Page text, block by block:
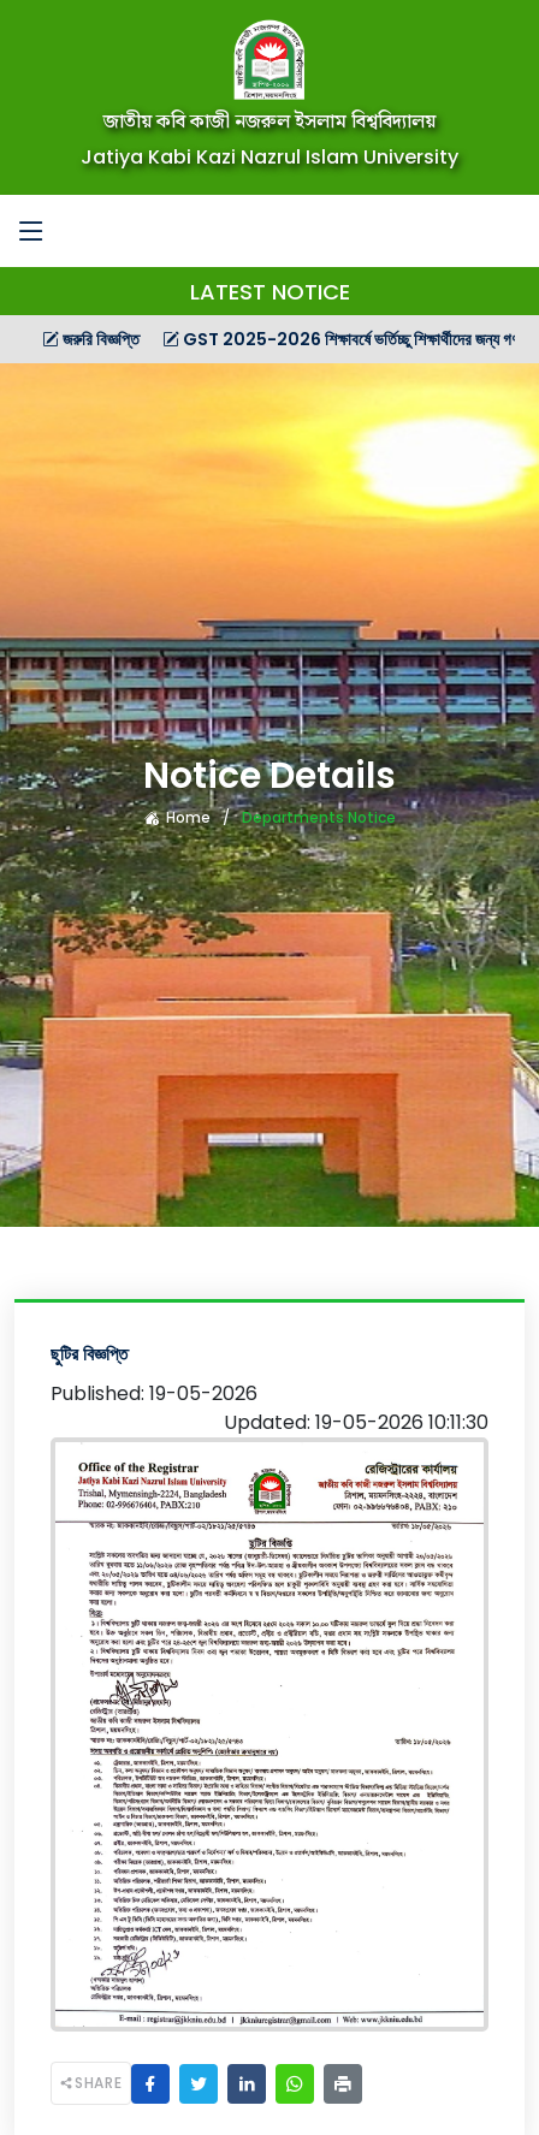
জাতীয় কবি কাজী নজরুল ইসলাম বিশ্ববিদ্যালয়
Jatiya Kabi Kazi Nazrul Islam University
LATEST NOTICE
জরুরি বিজ্ঞপ্তি GST 2025-2026 শিক্ষাবর্ষে ভর্তিচ্ছু শিক্ষার্থীদের জন্য গণ বিজ্ঞপ্তি
Notice Details
Home Departments Notice
ছুটির বিজ্ঞপ্তি
Published: 19-05-2026
Updated: 19-05-2026 10:11:30
SHARE